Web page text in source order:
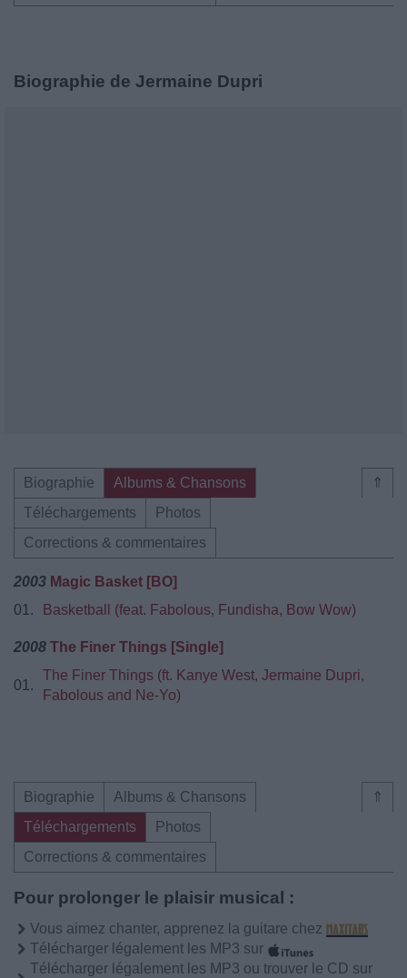
Biographie de Jermaine Dupri
⇑
Biographie
Albums & Chansons
Téléchargements
Photos
Corrections & commentaires
2003 Magic Basket [BO]
01.
Basketball (feat. Fabolous, Fundisha, Bow Wow)
2008 The Finer Things [Single]
01.
The Finer Things (ft. Kanye West, Jermaine Dupri,
Fabolous and Ne-Yo)
⇑
Biographie
Albums & Chansons
Téléchargements
Photos
Corrections & commentaires
Pour prolonger le plaisir musical :
Vous aimez chanter, apprenez la guitare chez
Télécharger légalement les MP3 sur
Télécharger légalement les MP3 ou trouver le CD sur